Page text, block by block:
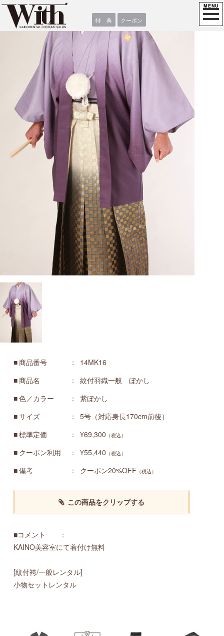
特 典 クーポン
商品番号
14MK16
商品名
紋付羽織一般 ぼかし
色／カラー
紫ぼかし
サイズ
5号（対応身長170cm前後）
標準定価
¥69,300 （税込）
クーポン利用 ¥55,440 （税込）
備考 クーポン20%OFF （税込）
この商品をクリップする
■コメント ：
KAINO美容室にて着付け無料
[紋付袴/一般レンタル]
小物セットレンタル